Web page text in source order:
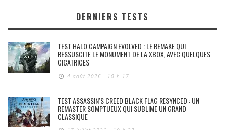
DERNIERS TESTS
TEST HALO CAMPAIGN EVOLVED : LE REMAKE QUI
RESSUSCITE LE MONUMENT DE LA XBOX, AVEC QUELQUES
CICATRICES
4 août 2026 - 10 h 17
TEST ASSASSIN’S CREED BLACK FLAG RESYNCED : UN
REMASTER SOMPTUEUX QUI SUBLIME UN GRAND
CLASSIQUE